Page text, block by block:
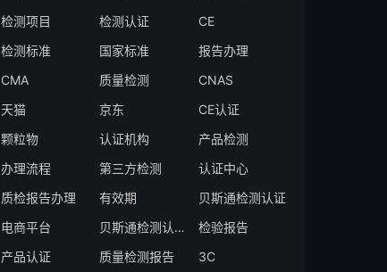
检测项目
检测认证
CE
检测标准
国家标准
报告办理
CMA
质量检测
CNAS
天猫
京东
CE认证
颗粒物
认证机构
产品检测
办理流程
第三方检测
认证中心
质检报告办理
有效期
贝斯通检测认证
电商平台
贝斯通检测认证中心
检验报告
产品认证
质量检测报告
3C